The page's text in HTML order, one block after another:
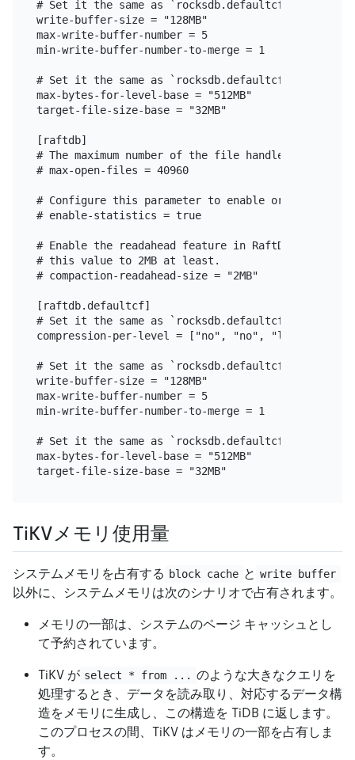
TiKVメモリ使用量
システムメモリを占有する block cache と write buffer
以外に、システムメモリは次のシナリオで占有されます。
メモリの一部は、システムのページ キャッシュとし
て予約されています。
TiKV が select * from ... のような大きなクエリを
処理するとき、データを読み取り、対応するデータ構
造をメモリに生成し、この構造を TiDB に返します。
このプロセスの間、TiKV はメモリの一部を占有しま
す。